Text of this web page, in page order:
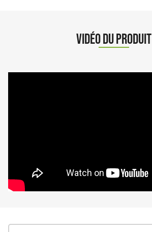
VIDÉO DU PRODUIT